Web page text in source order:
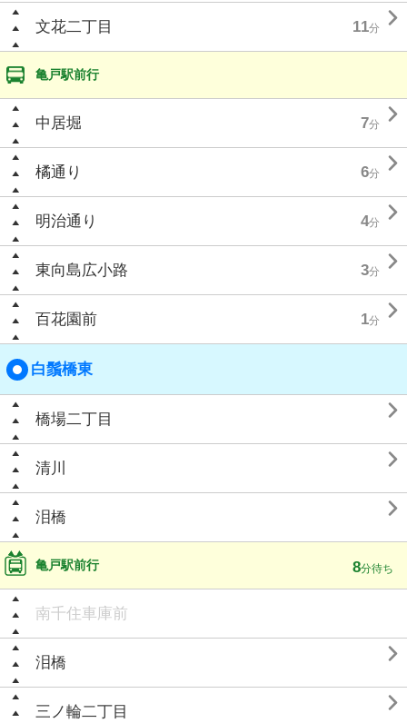
文花二丁目 11分 
亀戸駅前行
中居堀 7分 
橘通り 6分 
明治通り 4分 
東向島広小路 3分 
百花園前 1分 
白鬚橋東
橋場二丁目 
清川 
泪橋 
亀戸駅前行 8分待ち
南千住車庫前
泪橋 
三ノ輪二丁目 